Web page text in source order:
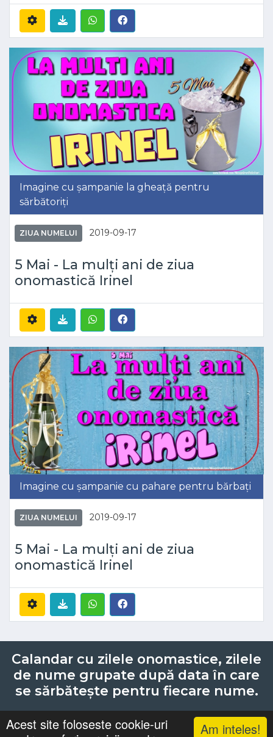
Am inteles!
Acest site foloseste cookie-uri
Imagine cu șampanie la gheață pentru
sărbătoriți
ZIUA NUMELUI 2019-09-17
5 Mai - La mulți ani de ziua
onomastică Irinel
Imagine cu șampanie cu pahare pentru bărbați
ZIUA NUMELUI 2019-09-17
5 Mai - La mulți ani de ziua
onomastică Irinel
Calandar cu zilele onomastice, zilele
de nume grupate după data în care
se sărbătește pentru fiecare nume.